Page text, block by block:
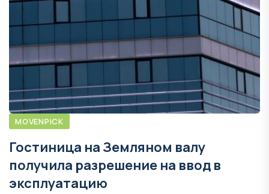
MOVENPICK
Гостиница на Земляном валу
получила разрешение на ввод в
эксплуатацию